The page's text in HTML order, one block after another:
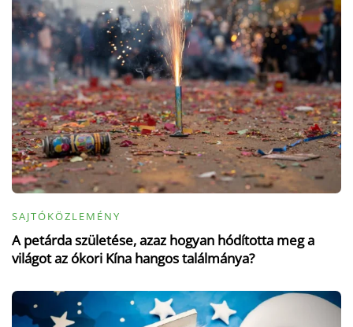
SAJTÓKÖZLEMÉNY
A petárda születése, azaz hogyan hódította meg a
világot az ókori Kína hangos találmánya?